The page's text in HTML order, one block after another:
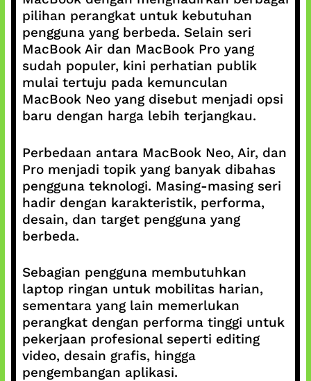
pilihan perangkat untuk kebutuhan
pengguna yang berbeda. Selain seri
MacBook Air dan MacBook Pro yang
sudah populer, kini perhatian publik
mulai tertuju pada kemunculan
MacBook Neo yang disebut menjadi opsi
baru dengan harga lebih terjangkau.
Perbedaan antara MacBook Neo, Air, dan
Pro menjadi topik yang banyak dibahas
pengguna teknologi. Masing-masing seri
hadir dengan karakteristik, performa,
desain, dan target pengguna yang
berbeda.
Sebagian pengguna membutuhkan
laptop ringan untuk mobilitas harian,
sementara yang lain memerlukan
perangkat dengan performa tinggi untuk
pekerjaan profesional seperti editing
video, desain grafis, hingga
pengembangan aplikasi.